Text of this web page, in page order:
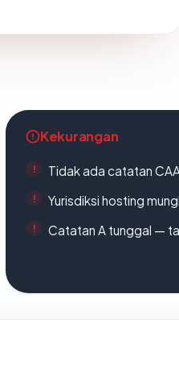
Kekurangan
Tidak ada catatan
Yurisdiksi hosting
Catatan A tunggal —